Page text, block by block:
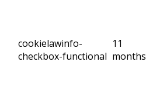
cookielawinfo-
checkbox-functional
11
months